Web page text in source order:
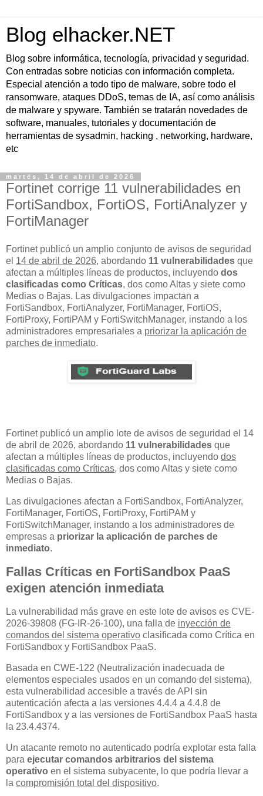
Blog elhacker.NET
Blog sobre informática, tecnología, privacidad y seguridad.
Con entradas sobre noticias con información completa.
Especial atención a todo tipo de malware, sobre todo el
ransomware, ataques DDoS, temas de IA, así como análisis
de malware y spyware. También se tratarán novedades de
software, manuales, tutoriales y documentación de
herramientas de sysadmin, hacking , networking, hardware,
etc
martes, 14 de abril de 2026
Fortinet corrige 11 vulnerabilidades en
FortiSandbox, FortiOS, FortiAnalyzer y
FortiManager
Fortinet publicó un amplio conjunto de avisos de seguridad
el 14 de abril de 2026, abordando 11 vulnerabilidades que
afectan a múltiples líneas de productos, incluyendo dos
clasificadas como Críticas, dos como Altas y siete como
Medias o Bajas. Las divulgaciones impactan a
FortiSandbox, FortiAnalyzer, FortiManager, FortiOS,
FortiProxy, FortiPAM y FortiSwitchManager, instando a los
administradores empresariales a priorizar la aplicación de
parches de inmediato.
Fortinet publicó un amplio lote de avisos de seguridad el 14
de abril de 2026, abordando 11 vulnerabilidades que
afectan a múltiples líneas de productos, incluyendo dos
clasificadas como Críticas, dos como Altas y siete como
Medias o Bajas.
Las divulgaciones afectan a FortiSandbox, FortiAnalyzer,
FortiManager, FortiOS, FortiProxy, FortiPAM y
FortiSwitchManager, instando a los administradores de
empresas a priorizar la aplicación de parches de
inmediato.
Fallas Críticas en FortiSandbox PaaS
exigen atención inmediata
La vulnerabilidad más grave en este lote de avisos es CVE-
2026-39808 (FG-IR-26-100), una falla de inyección de
comandos del sistema operativo clasificada como Crítica en
FortiSandbox y FortiSandbox PaaS.
Basada en CWE-122 (Neutralización inadecuada de
elementos especiales usados en un comando del sistema),
esta vulnerabilidad accesible a través de API sin
autenticación afecta a las versiones 4.4.4 a 4.4.8 de
FortiSandbox y a las versiones de FortiSandbox PaaS hasta
la 23.4.4374.
Un atacante remoto no autenticado podría explotar esta falla
para ejecutar comandos arbitrarios del sistema
operativo en el sistema subyacente, lo que podría llevar a
la compromisión total del dispositivo.